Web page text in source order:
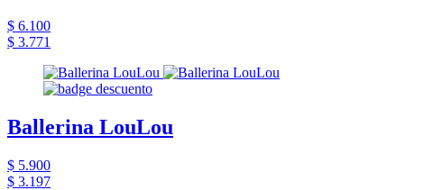
$ 6.100
$ 3.771
Ballerina LouLou
$ 5.900
$ 3.197